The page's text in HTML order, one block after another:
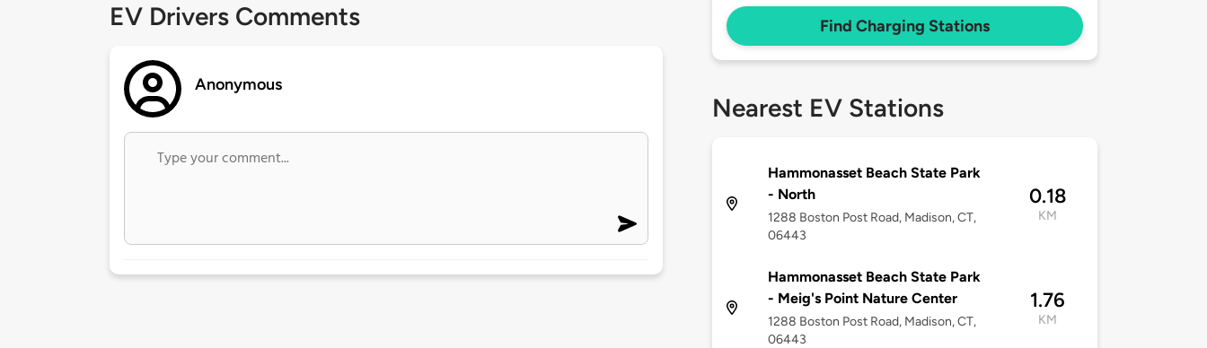
EV Drivers Comments
Anonymous
Find Charging Stations
Nearest EV Stations
Hammonasset Beach State Park
- North
1288 Boston Post Road, Madison, CT,
06443
0.18
KM
Hammonasset Beach State Park
- Meig's Point Nature Center
1288 Boston Post Road, Madison, CT,
06443
1.76
KM